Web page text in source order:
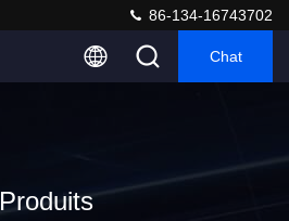
86-134-16743702
Chat
Produits